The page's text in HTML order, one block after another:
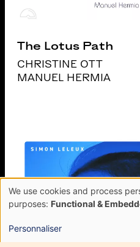
The Lotus Path
CHRISTINE OTT
MANUEL HERMIA
Use
of
personal
data
We use cookies and process
purposes: Functional &
Personnaliser